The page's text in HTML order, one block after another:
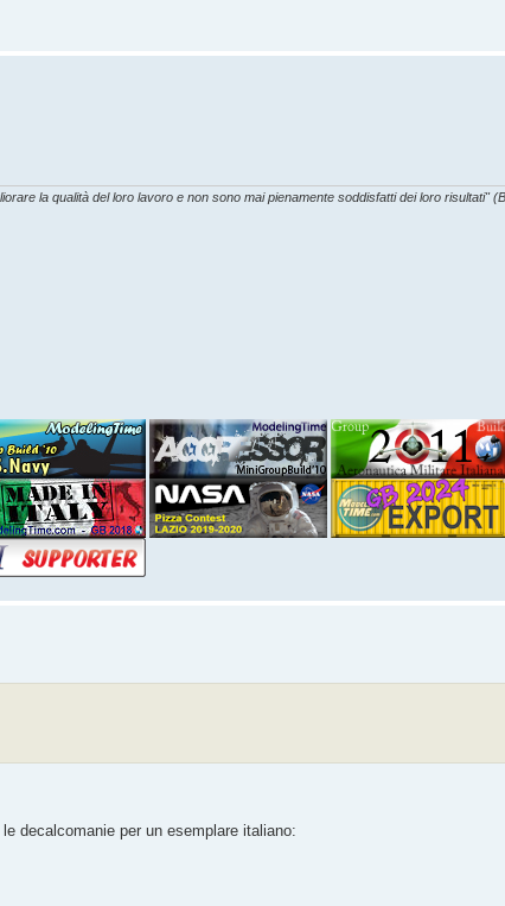
la qualità del loro lavoro e non sono mai pienamente soddisfatti dei loro risultati"
decalcomanie per un esemplare italiano: